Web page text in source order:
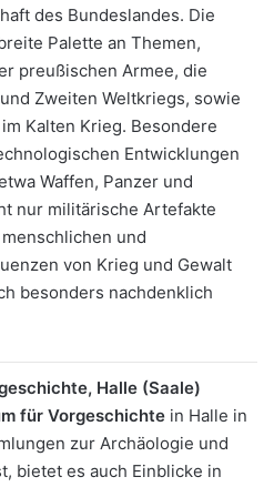
des Bundeslandes. Die
Palette an Themen,
preußischen Armee, die
Zweiten Weltkriegs, sowie
Kalten Krieg. Besondere
Entwicklungen
Waffen, Panzer und
nur militärische Artefakte
und
von Krieg und Gewalt
besonders nachdenklich
Halle (Saale)
für Vorgeschichte in Halle in
zur Archäologie und
bietet es auch Einblicke in